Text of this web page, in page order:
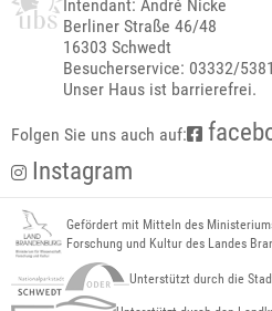
Intendant: André Nicke
Berliner Straße 46/48
16303 Schwedt
Besucherservice: 03332/
Unser Haus ist barrierefrei.
Folgen Sie uns auch auf:
Instagram
Gefördert mit Mitteln des
Forschung und Kultur des Landes
Unterstützt durch die